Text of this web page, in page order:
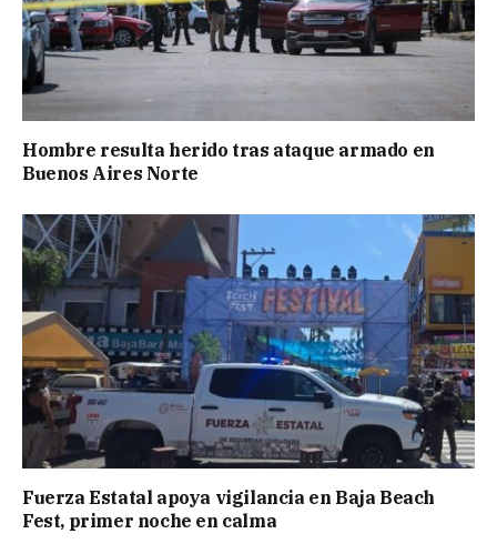
Hombre resulta herido tras ataque armado en
Buenos Aires Norte
Fuerza Estatal apoya vigilancia en Baja Beach
Fest, primer noche en calma